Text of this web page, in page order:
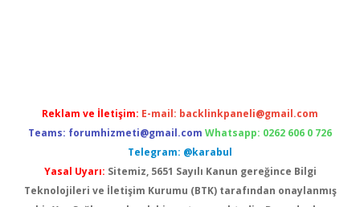
Reklam ve İletişim: E-mail: backlinkpaneli@gmail.com
Teams: forumhizmeti@gmail.com Whatsapp: 0262 606 0 726
Telegram: @karabul
Yasal Uyarı: Sitemiz, 5651 Sayılı Kanun gereğince Bilgi
Teknolojileri ve İletişim Kurumu (BTK) tarafından onaylanmış